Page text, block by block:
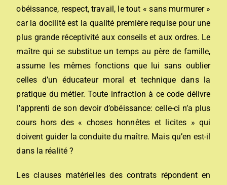
obéissance, respect, travail, le tout « sans murmurer »
car la docilité est la qualité première requise pour une
plus grande réceptivité aux conseils et aux ordres. Le
maître qui se substitue un temps au père de famille,
assume les mêmes fonctions que lui sans oublier
celles d’un éducateur moral et technique dans la
pratique du métier. Toute infraction à ce code délivre
l’apprenti de son devoir d’obéissance: celle-ci n’a plus
cours hors des « choses honnêtes et licites » qui
doivent guider la conduite du maître. Mais qu’en est-il
dans la réalité ?
Les clauses matérielles des contrats répondent en